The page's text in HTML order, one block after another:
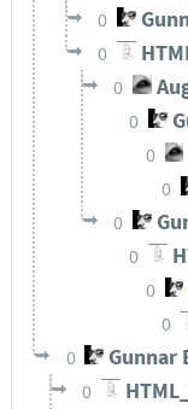
0
0
0
0
0
0
0
0
0
0
0 Gunnar
0